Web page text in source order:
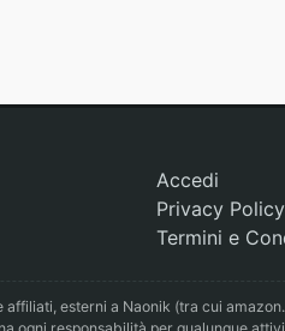
Accedi
Privacy Policy
Termini e